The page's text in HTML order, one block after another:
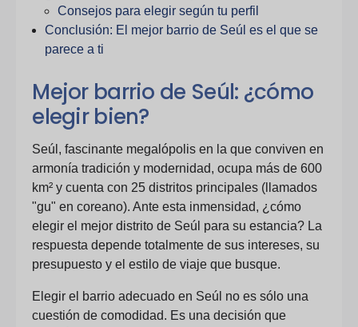
Consejos para elegir según tu perfil
Conclusión: El mejor barrio de Seúl es el que se
parece a ti
Mejor barrio de Seúl: ¿cómo
elegir bien?
Seúl, fascinante megalópolis en la que conviven en
armonía tradición y modernidad, ocupa más de 600
km² y cuenta con 25 distritos principales (llamados
"gu" en coreano). Ante esta inmensidad, ¿cómo
elegir el mejor distrito de Seúl para su estancia? La
respuesta depende totalmente de sus intereses, su
presupuesto y el estilo de viaje que busque.
Elegir el barrio adecuado en Seúl no es sólo una
cuestión de comodidad. Es una decisión que